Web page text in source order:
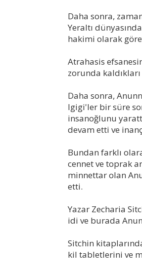
Daha sonra,
Yeraltı
hakimi olarak
Atrahasis
zorunda
Daha sonra,
Igigi'ler bir süre
insanoğlunu
devam etti ve
Bundan farklı
cennet ve toprak
minnettar olan
etti.
Yazar Zecharia
idi ve burada
Sitchin
kil tabletlerini ve